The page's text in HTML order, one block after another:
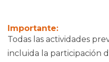
Importante:
Todas las actividades
incluida la participación